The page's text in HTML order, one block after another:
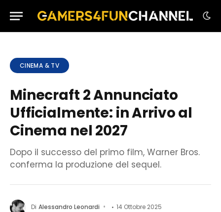
CINEMA & TV
Minecraft 2 Annunciato
Ufficialmente: in Arrivo al
Cinema nel 2027
Dopo il successo del primo film, Warner Bros.
conferma la produzione del sequel.
Di Alessandro Leonardi 14 Ottobre 2025